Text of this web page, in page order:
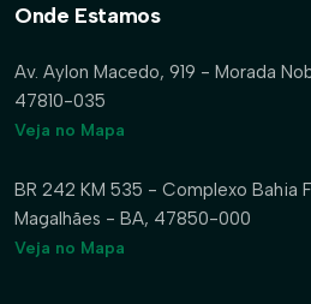
Onde Estamos
Av. Aylon Macedo, 919 - Morada
47810-035
Veja no Mapa
BR 242 KM 535 - Complexo Bahia
Magalhães - BA, 47850-000
Veja no Mapa